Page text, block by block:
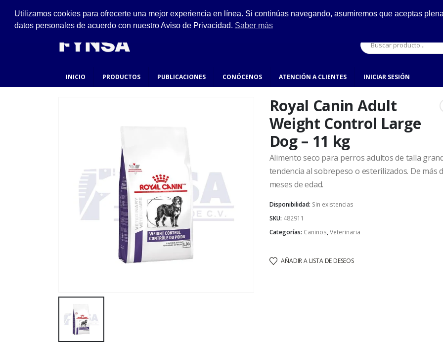
Ejido #94, San Felipe de Jesús, Gustavo A. Madero. hola@fynsa.mx
INICIO PRODUCTOS PUBLICACIONES CONÓCENOS ATENCIÓN A CLIENTES INICIAR SESIÓN
Royal Canin Adult
Weight Control Large
Dog – 11 kg
Alimento seco para perros adultos de talla
tendencia al sobrepeso o esterilizados. De más
meses de edad.
Disponibilidad: Sin existencias
SKU: 482911
Categorías: Caninos,Veterinaria
AÑADIR A LISTA DE DESEOS
Utilizamos cookies para ofrecerte una mejor experiencia en línea. Si continúas navegando, asumiremos que aceptas
datos personales de acuerdo con nuestro Aviso de Privacidad. Saber más